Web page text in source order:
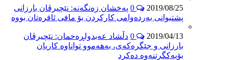
2019/08/25
پەخشان زەنگەنە: نێچیرڤان بارزانی
پشتیوانی بەردەوامی کارکردن بۆ مافی ئافرەتان بووە
2019/04/13
دڵشاد عەبدولڕەحمان: نێچیرڤان
بارزانی و جێگرەکەی، بەهەموو تواناوە کاریان
بۆیەکگرتنەوە دەکرد